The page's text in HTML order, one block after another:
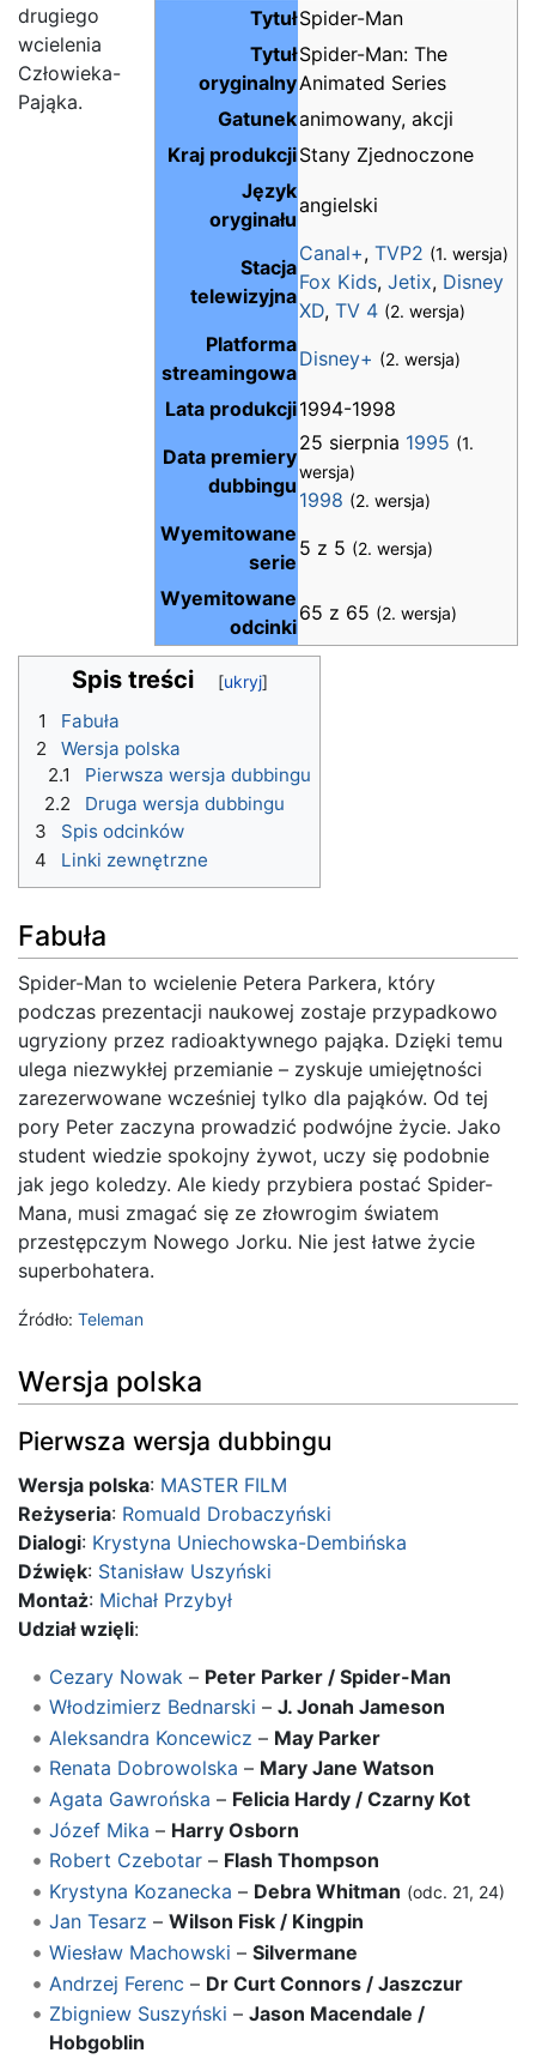
TytułSpider-Man
Tytuł
oryginalny
Spider-Man: The
Animated Series
Gatunekanimowany, akcji
Kraj produkcjiStany Zjednoczone
Język
oryginału
angielski
Stacja
telewizyjna
Canal+, TVP2 (1. wersja)
Fox Kids, Jetix, Disney
XD, TV 4 (2. wersja)
Platforma
streamingowa
Disney+ (2. wersja)
Lata produkcji1994-1998
Data premiery
dubbingu
25 sierpnia 1995 (1.
wersja)
1998 (2. wersja)
Wyemitowane
serie
5 z 5 (2. wersja)
Wyemitowane
odcinki
65 z 65 (2. wersja)
drugiego
wcielenia
Człowieka-
Pająka.
Spis treści
1
Fabuła
2
Wersja polska
2.1
Pierwsza wersja dubbingu
2.2
Druga wersja dubbingu
3
Spis odcinków
4
Linki zewnętrzne
Fabuła
Spider-Man to wcielenie Petera Parkera, który
podczas prezentacji naukowej zostaje przypadkowo
ugryziony przez radioaktywnego pająka. Dzięki temu
ulega niezwykłej przemianie – zyskuje umiejętności
zarezerwowane wcześniej tylko dla pająków. Od tej
pory Peter zaczyna prowadzić podwójne życie. Jako
student wiedzie spokojny żywot, uczy się podobnie
jak jego koledzy. Ale kiedy przybiera postać Spider-
Mana, musi zmagać się ze złowrogim światem
przestępczym Nowego Jorku. Nie jest łatwe życie
superbohatera.
Źródło: Teleman
Wersja polska
Pierwsza wersja dubbingu
Wersja polska: MASTER FILM
Reżyseria: Romuald Drobaczyński
Dialogi: Krystyna Uniechowska-Dembińska
Dźwięk: Stanisław Uszyński
Montaż: Michał Przybył
Udział wzięli:
Cezary Nowak – Peter Parker / Spider-Man
Włodzimierz Bednarski – J. Jonah Jameson
Aleksandra Koncewicz – May Parker
Renata Dobrowolska – Mary Jane Watson
Agata Gawrońska – Felicia Hardy / Czarny Kot
Józef Mika – Harry Osborn
Robert Czebotar– Flash Thompson
Krystyna Kozanecka – Debra Whitman (odc. 21, 24)
Jan Tesarz – Wilson Fisk / Kingpin
Wiesław Machowski – Silvermane
Andrzej Ferenc – Dr Curt Connors / Jaszczur
Zbigniew Suszyński – Jason Macendale /
Hobgoblin